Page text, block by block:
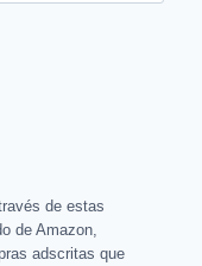
de estas
de Amazon,
adscritas que